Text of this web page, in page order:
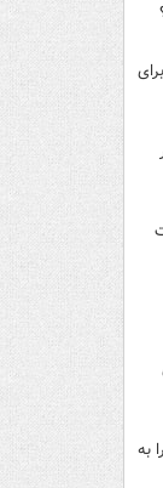
به